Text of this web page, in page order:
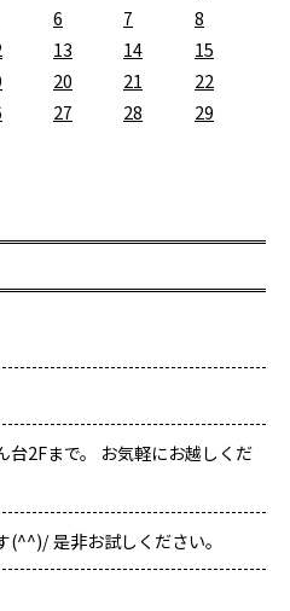
6 7
8
13 14
15
20 21
22
27 28
29
台2Fまで。 お気軽にお越しくだ
是非お試しください。